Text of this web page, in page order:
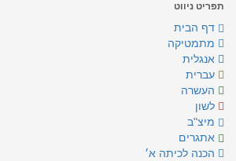
תפריט ניווט
דף הבית
מתמטיקה
אנגלית
עברית
העשרה
לשון
מיצ"ב
אתגרים
הכנה לכיתה א׳